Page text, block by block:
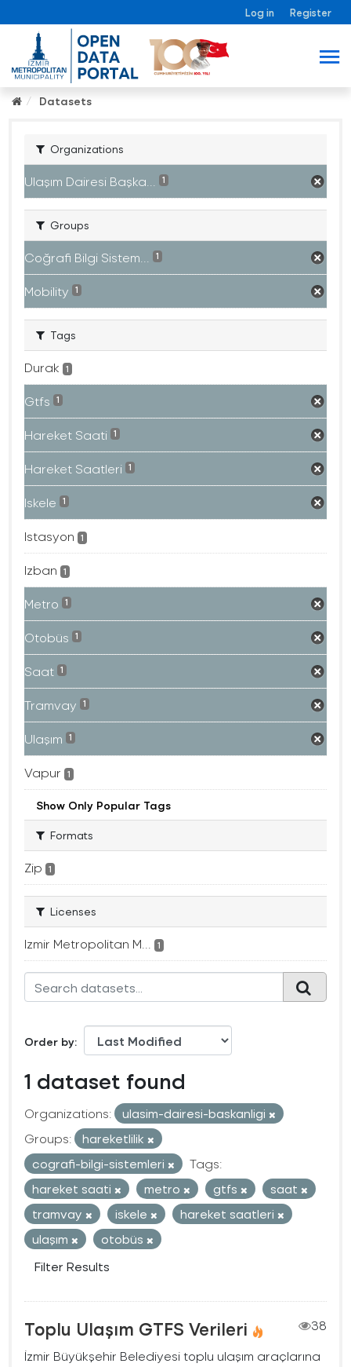
Log in Register
Datasets
Organizations
Ulaşım Dairesi Başka... 1
Groups
Coğrafi Bilgi Sistem... 1
Mobility 1
Tags
Durak 1
Gtfs 1
Hareket Saati 1
Hareket Saatleri 1
Iskele 1
Istasyon 1
Izban 1
Metro 1
Otobüs 1
Saat 1
Tramvay 1
Ulaşım 1
Vapur 1
Show Only Popular Tags
Formats
Zip 1
Licenses
Izmir Metropolitan M... 1
Order by
1 dataset found
Organizations:
ulasim-dairesi-baskanligi
Groups:
hareketlilik
cografi-bilgi-sistemleri
Tags:
hareket saati
metro gtfs
saat
tramvay
iskele
hareket saatleri
ulaşım
otobüs
Filter Results
Toplu Ulaşım GTFS Verileri
38
İzmir Büyükşehir Belediyesi toplu ulaşım araçlarına